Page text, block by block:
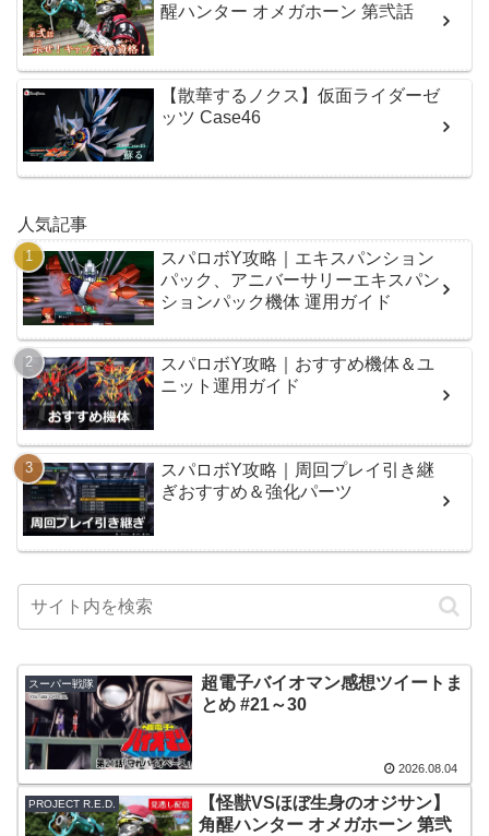
醒ハンター オメガホーン 第弐話
【散華するノクス】仮面ライダーゼ
ッツ Case46
人気記事
スパロボY攻略｜エキスパンション
パック、アニバーサリーエキスパン
ションパック機体 運用ガイド
スパロボY攻略｜おすすめ機体＆ユ
ニット運用ガイド
スパロボY攻略｜周回プレイ引き継
ぎおすすめ＆強化パーツ
スーパー戦隊
超電子バイオマン感想ツイートま
とめ #21～30
2026.08.04
PROJECT R.E.D.
【怪獣VSほぼ生身のオジサン】
角醒ハンター オメガホーン 第弐